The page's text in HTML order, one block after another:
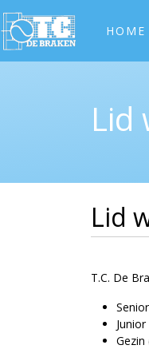
HOME
Lid
Lid
T.C. De